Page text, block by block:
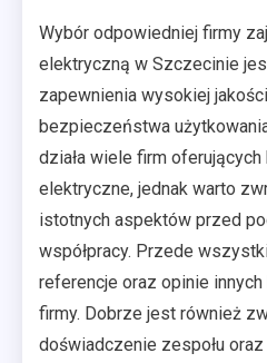
Wybór odpowiedniej firmy
elektryczną w Szczecinie
zapewnienia wysokiej
bezpieczeństwa
działa wiele firm
elektryczne, jednak warto
istotnych aspektów przed
współpracy. Przede
referencje oraz opinie
firmy. Dobrze jest również
doświadczenie zespołu